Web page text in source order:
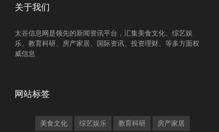
关于我们
太谷信息网是领先的新闻资讯平台，汇集美食文化、综艺娱
乐、教育科研、房产家居、国际资讯、投资理财、等多方面权
威信息
网站标签
美食文化 综艺娱乐 教育科研 房产家居